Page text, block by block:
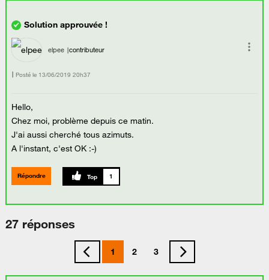
elpee contributeur
Posté le ‎13/06/2019 20h37
Hello,
Chez moi, problème depuis ce matin.
J'ai aussi cherché tous azimuts.
A l'instant, c'est OK :-)
Répondre 1
27 réponses
1 2 3